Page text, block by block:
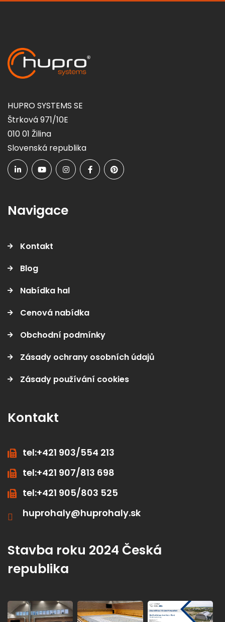
HUPRO SYSTEMS SE
Štrková 971/10E
010 01 Žilina
Slovenská republika
Navigace
Kontakt
Blog
Nabídka hal
Cenová nabídka
Obchodní podmínky
Zásady ochrany osobních údajů
Zásady používání cookies
Kontakt
tel:+421 903/554 213
tel:+421 907/813 698
tel:+421 905/803 525
huprohaly@huprohaly.sk
Stavba roku 2024 Česká
republika